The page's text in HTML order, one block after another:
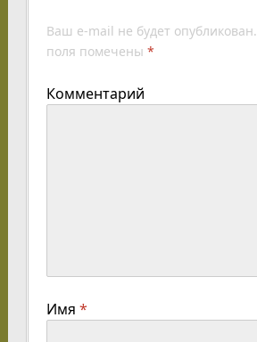
Ваш e-mail не будет опубликован.
поля помечены *
Комментарий
Имя *